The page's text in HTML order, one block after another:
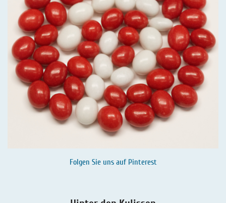
Folgen Sie uns auf Pinterest